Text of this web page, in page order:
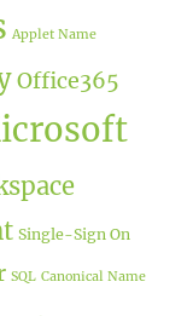
Applet Name
Office365
Single-Sign On
SQL Canonical Name